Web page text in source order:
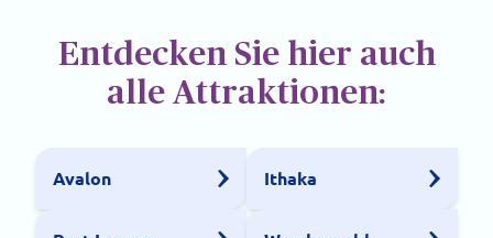
Entdecken Sie hier auch
alle Attraktionen:
Avalon Ithaka